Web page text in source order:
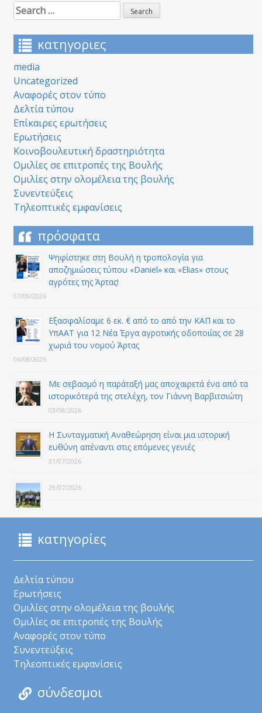
Search
for:
κατηγοριες
media
Uncategorized
Αναφορές στον τύπο
Δελτία τύπου
Επίκαιρες ερωτήσεις
Ερωτήσεις
Κοινοβουλευτική δραστηριότητα
Ομιλίες σε επιτροπές της Βουλής
Ομιλίες στην ολομέλεια της βουλής
Συνεντεύξεις
Τηλεοπτικές εμφανίσεις
πρόσφατα
Ψηφίστηκε στη Βουλή η τροπολογία για
αποζημιώσεις τύπου «Daniel» και «Elias» στους
αγρότες της Άρτας!
07/08/2026
Εξασφαλίσαμε 6 εκ. € από το από την ΚΑΠ και το
ΥπΑΑΤ για 12 Nέα Έργα αγροτικής οδοποιίας σε 28
χωριά του νομού Άρτας
06/08/2026
Με σεβασμό η παράταξή μας αποχαιρετά ένα από τα
ιστορικότερά της στελέχη, τον Γιάννη Βαρβιτσιώτη
03/08/2026
Η Συνταγματική Αναθεώρηση είναι μια ιστορική
ευθύνη απέναντι στις επόμενες γενιές
31/07/2026
29/07/2026
κατηγορίες
Δελτία τύπου
Ερωτήσεις
Ομιλίες στην ολομέλεια της βουλής
Ομιλίες σε επιτροπές της Βουλής
Αναφορές στον τύπο
Συνεντεύξεις
Τηλεοπτικές εμφανίσεις
σύνδεσμοι